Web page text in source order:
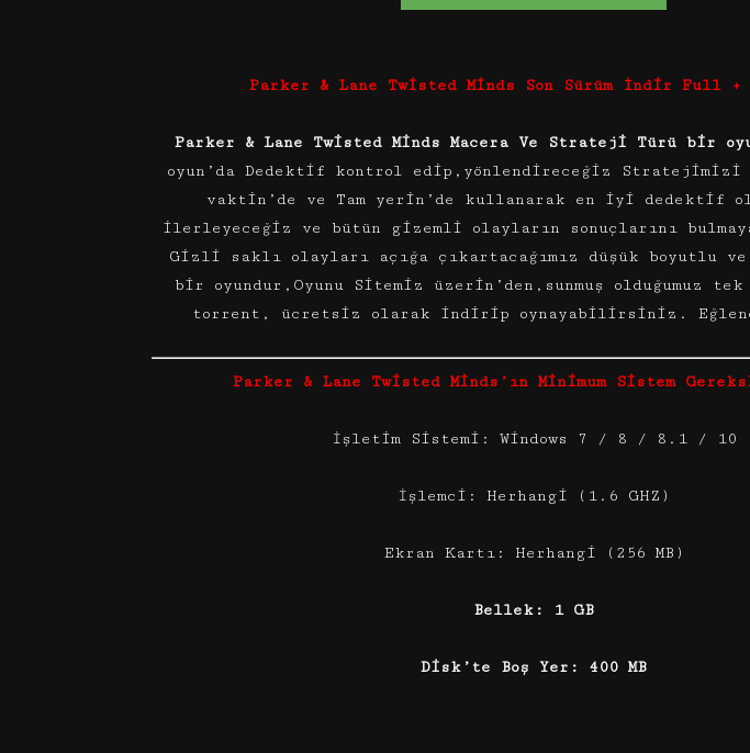
Parker & Lane Twisted Minds Son Sürüm İndir Full +
Parker & Lane Twisted Minds Macera Ve Strateji Türü bir
oyun’da Dedektif kontrol edip,yönlendireceğiz Stratejimizi
vaktin’de ve Tam yerin’de kullanarak en iyi dedektif
ilerleyeceğiz ve bütün gizemli olayların sonuçlarını
Gizli saklı olayları açığa çıkartacağımız düşük boyutlu
bir oyundur,Oyunu Sitemiz üzerin’den,sunmuş olduğumuz
torrent, ücretsiz olarak indirip oynayabilirsiniz.
Parker & Lane Twisted Minds’ın Minimum Sistem
İşletim Sistemi: Windows 7 / 8 / 8.1 / 10
İşlemci: Herhangi (1.6 GHZ)
Ekran Kartı: Herhangi (256 MB)
Bellek: 1 GB
Disk’te Boş Yer: 400 MB